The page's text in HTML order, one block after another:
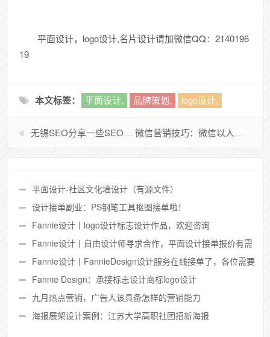
平面设计，logo设计,名片设计请加微信QQ：2140196
19
本文标签： 平面设计, 品牌策划, logo设计,
无锡SEO分享一些SEO书籍 微信营销技巧：微信以人为本，微信加人都有哪些技巧？
平面设计-社区文化墙设计（有源文件）
设计接单副业：PS钢笔工具抠图接单啦！
Fannie设计丨logo设计标志设计作品，欢迎咨询
Fannie设计丨自由设计师寻求合作，平面设计接单报价有需
要可以联系
Fannie设计丨FannieDesign设计服务在线接单了，各位需要
设计的朋友可以来咨询
Fannie Design：承接标志设计商标logo设计
九月热点营销，广告人该具备怎样的营销能力
海报展架设计案例：江苏大学高职社团招新海报